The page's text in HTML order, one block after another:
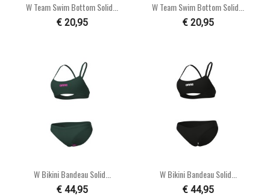
W Team Swim Bottom Solid...
€ 20,95
W Team Swim Bottom Solid...
€ 20,95
W Bikini Bandeau Solid...
€ 44,95
W Bikini Bandeau Solid...
€ 44,95